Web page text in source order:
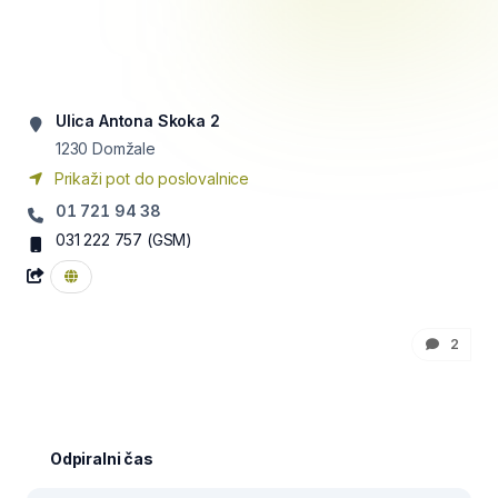
Ulica Antona Skoka 2
1230 Domžale
Prikaži pot do poslovalnice
01 721 94 38
031 222 757 (GSM)
2
Odpiralni čas